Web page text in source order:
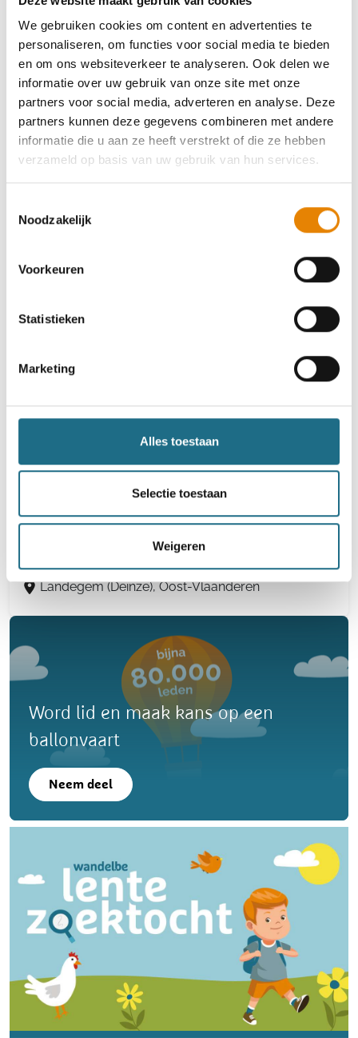
We gebruiken cookies om content en advertenties te
personaliseren, om functies voor social media te bieden
en om ons websiteverkeer te analyseren. Ook delen we
informatie over uw gebruik van onze site met onze
partners voor social media, adverteren en analyse. Deze
partners kunnen deze gegevens combineren met andere
informatie die u aan ze heeft verstrekt of die ze hebben
verzameld op basis van uw gebruik van hun services.
Noodzakelijk
Voorkeuren
Statistieken
Marketing
Alles toestaan
Selectie toestaan
Weigeren
Leiestreek
4 km 8 km 12 km 16 km 20 km
25 km
30 km
35 km
Zondag 20 september 2026
Deinze, Oost-Vlaanderen
25 km
Oeselgem (Dentergem), West-Vlaanderen
44e Wandel-Mee-Dag - Viggaaltocht
30 km
Landegem (Deinze), Oost-Vlaanderen
Word lid en maak kans op een
ballonvaart
Neem deel